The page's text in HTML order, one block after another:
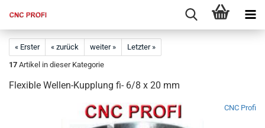
« Erster « zurück weiter »
Letzter »
17 Artikel in dieser Kategorie
Flexible Wellen-Kupplung fi- 6/8 x 20 mm
CNC Profi